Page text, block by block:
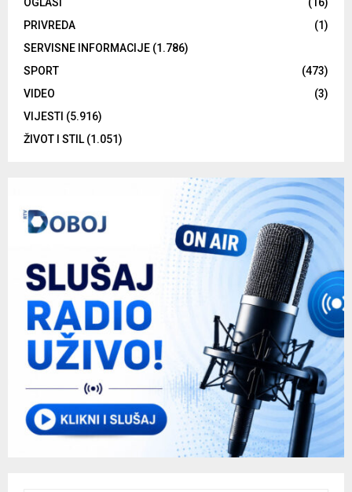
PRIVREDA
(1)
SERVISNE INFORMACIJE (1.786)
SPORT
(473)
VIDEO
(3)
VIJESTI (5.916)
ŽIVOT I STIL (1.051)